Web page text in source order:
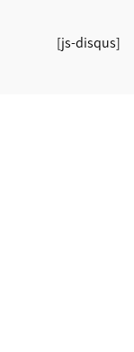
[js-disqus]